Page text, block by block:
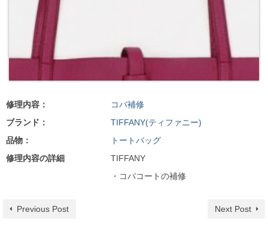
修理内容：
コバ補修
ブランド：
TIFFANY(ティファニー)
品物：
トートバッグ
修理内容の詳細
TIFFANY
・コバコートの補修
Previous Post Next Post